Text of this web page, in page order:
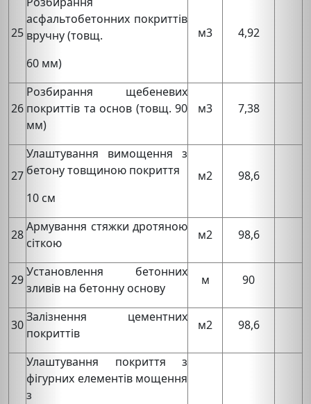
25
асфальтобетонних покриттів
вручну (товщ.
60 мм)
м3 4,92
26
Розбирання щебеневих
покриттів та основ (товщ. 90
мм)
м3 7,38
27
Улаштування вимощення з
бетону товщиною покриття
10 см
м2 98,6
28
Армування стяжки дротяною
сіткою
м2 98,6
29
Установлення бетонних
зливів на бетонну основу
м 90
30
Залізнення цементних
покриттів
м2 98,6
Улаштування покриття з
фігурних елементів мощення
з